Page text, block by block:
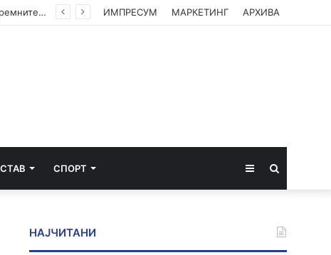
Институтот „Роберт Кох“ ги ревидираше податоците: Речиси 12.000 починати од екстремните горештини во Германија ИМПРЕСУМ МАРКЕТИНГ АРХИВА
СТАВ СПОРТ Sidebar
НАЈЧИТАНИ